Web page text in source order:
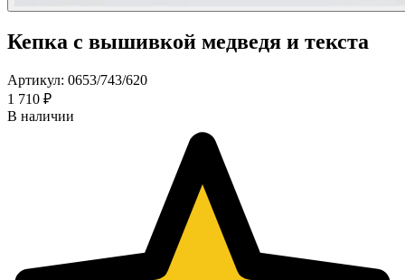
Кепка с вышивкой медведя и текста
Артикул: 0653/743/620
1 710 ₽
В наличии